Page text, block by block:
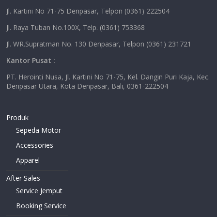
Jl. Kartini No 71-75 Denpasar, Telpon (0361) 222504
Jl. Raya Tuban No.100X, Telp. (0361) 753368
Jl. WR.Supratman No. 130 Denpasar, Telpon (0361) 231721
Kantor Pusat :
PT. Herointi Nusa, Jl. Kartini No 71-75, Kel. Dangin Puri Kaja, Kec.
Denpasar Utara, Kota Denpasar, Bali, 0361-222504
Produk
Sepeda Motor
Accessories
Apparel
After Sales
Service Jemput
Booking Service